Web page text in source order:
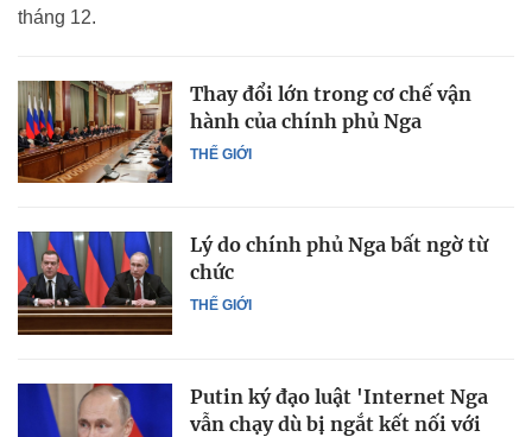
tháng 12.
THẾ GIỚI
Thay đổi lớn trong cơ chế vận
hành của chính phủ Nga
THẾ GIỚI
Lý do chính phủ Nga bất ngờ từ
chức
Putin ký đạo luật 'Internet Nga
vẫn chạy dù bị ngắt kết nối với